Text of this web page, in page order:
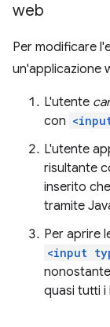
web
Per modificare
un'applicazione
L'utente
con
L'utente
risultante
inserito che
tramite
Per aprire
<input
quasi tutti i